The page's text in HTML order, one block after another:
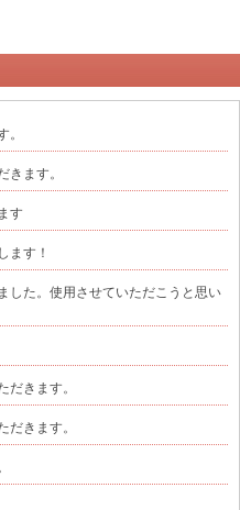
。
きます。
す
ます！
した。使用させていただこうと思い
だきます。
だきます。